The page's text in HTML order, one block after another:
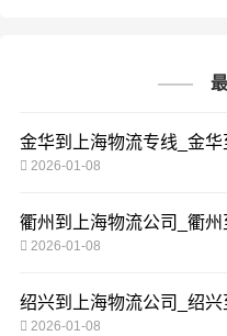
金华到上海物流专线_金华
2026-01-08
衢州到上海物流公司_衢
2026-01-08
绍兴到上海物流公司_绍
2026-01-08